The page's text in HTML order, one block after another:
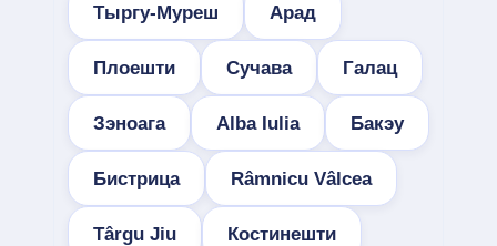
Тыргу-Муреш Арад
Плоешти Сучава Галац
Зэноага Alba Iulia Бакэу
Бистрица Râmnicu Vâlcea
Târgu Jiu Костинешти